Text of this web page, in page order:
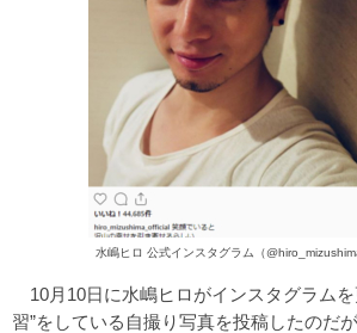
水嶋ヒロ 公式インスタグラム（
10月10日に水嶋ヒロがインスタグラムを
習”をしている自撮り写真を投稿したのだ